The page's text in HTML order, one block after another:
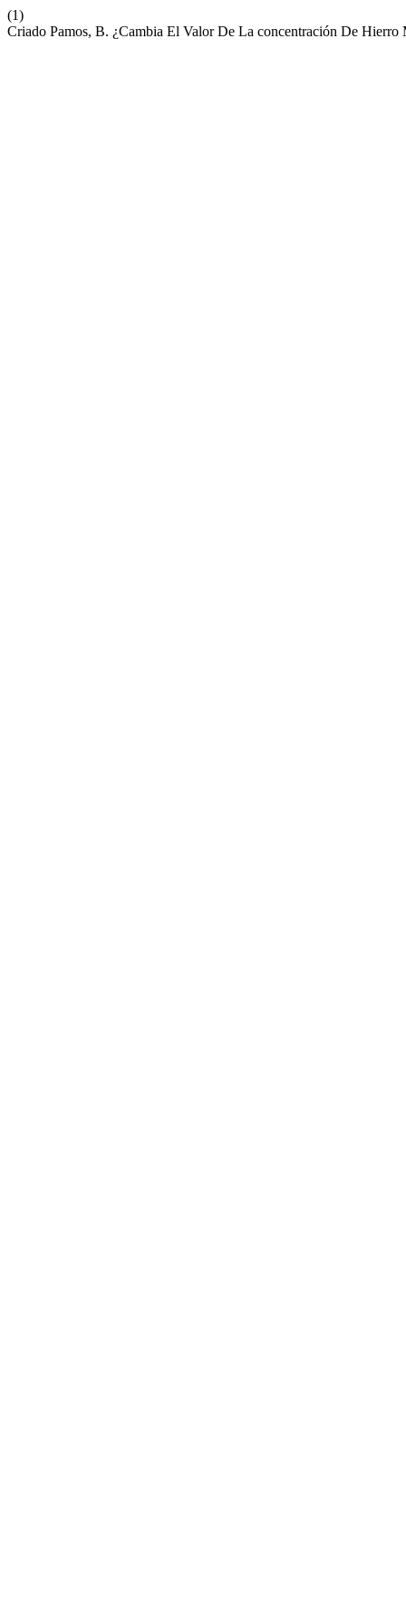
(1)
Criado Pamos, B. ¿Cambia El Valor De La concentración De